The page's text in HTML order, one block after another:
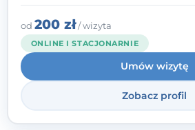
sposób pracy do
schematów i bez
od 200 zł/ wizyta
ONLINE I STACJONARNIE
Umów wizytę
Zobacz profil